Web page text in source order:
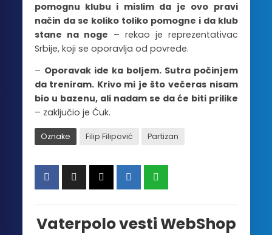
pomognu klubu i mislim da je ovo pravi
način da se koliko toliko pomogne i da klub
stane na noge – rekao je reprezentativac
Srbije, koji se oporavlja od povrede.
– Oporavak ide ka boljem. Sutra počinjem
da treniram. Krivo mi je što večeras nisam
bio u bazenu, ali nadam se da će biti prilike
– zaključio je Ćuk.
Oznake Filip Filipović Partizan
Vaterpolo vesti WebShop